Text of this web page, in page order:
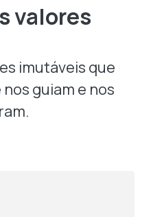
valores
imutáveis que
guiam e nos